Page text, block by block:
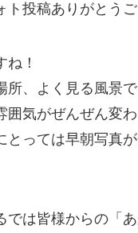
ト投稿ありがとうご
！
所、よく見る風景
囲気がぜんぜん変
とっては早朝写真
では皆様からの「あ